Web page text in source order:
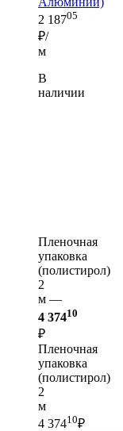
2 18705
₽/
м
В
наличии
Пленочная
упаковка
(полистирол)
2
м —
4 37410
₽
Пленочная
упаковка
(полистирол)
2
м
4 37410₽